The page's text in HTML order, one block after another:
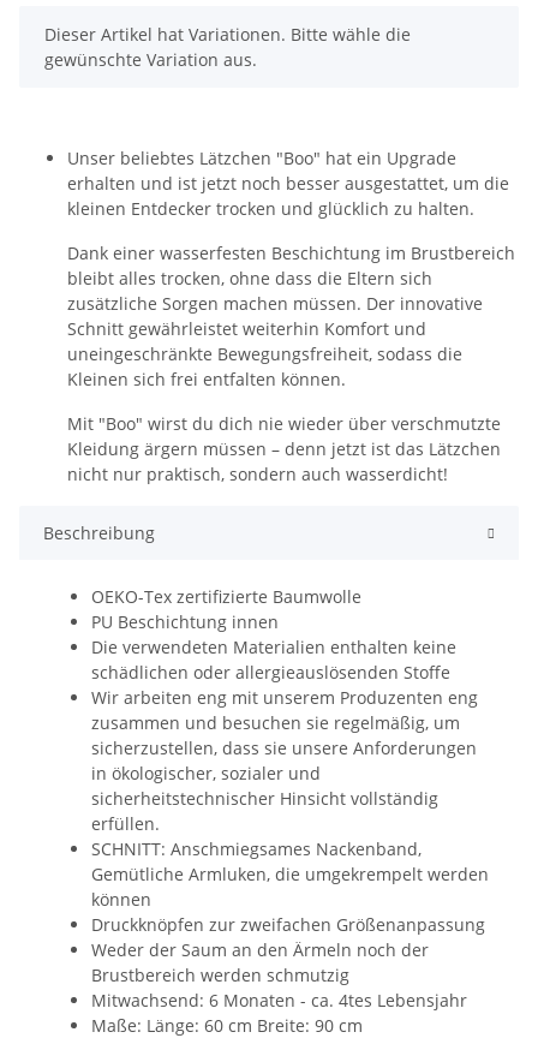
x
Dieser Artikel hat Variationen. Bitte wähle die
gewünschte Variation aus.
Unser beliebtes Lätzchen "Boo" hat ein Upgrade
erhalten und ist jetzt noch besser ausgestattet, um die
kleinen Entdecker trocken und glücklich zu halten.
Dank einer wasserfesten Beschichtung im Brustbereich
bleibt alles trocken, ohne dass die Eltern sich
zusätzliche Sorgen machen müssen. Der innovative
Schnitt gewährleistet weiterhin Komfort und
uneingeschränkte Bewegungsfreiheit, sodass die
Kleinen sich frei entfalten können.
Mit "Boo" wirst du dich nie wieder über verschmutzte
Kleidung ärgern müssen – denn jetzt ist das Lätzchen
nicht nur praktisch, sondern auch wasserdicht!
Beschreibung
OEKO-Tex zertifizierte Baumwolle
PU Beschichtung innen
Die verwendeten Materialien enthalten keine
schädlichen oder allergieauslösenden Stoffe
Wir arbeiten eng mit unserem Produzenten eng
zusammen und besuchen sie regelmäßig, um
sicherzustellen, dass sie unsere Anforderungen
in ökologischer, sozialer und
sicherheitstechnischer Hinsicht vollständig
erfüllen.
SCHNITT: Anschmiegsames Nackenband,
Gemütliche Armluken, die umgekrempelt werden
können
Druckknöpfen zur zweifachen Größenanpassung
Weder der Saum an den Ärmeln noch der
Brustbereich werden schmutzig
Mitwachsend: 6 Monaten - ca. 4tes Lebensjahr
Maße: Länge: 60 cm Breite: 90 cm